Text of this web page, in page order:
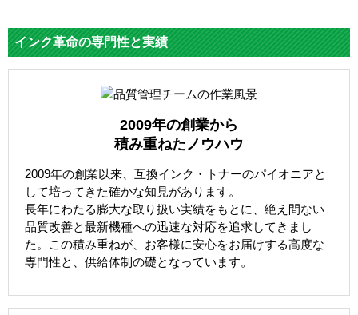
インク革命の専門性と実績
2009年の創業から
積み重ねたノウハウ
2009年の創業以来、互換インク・トナーのパイオニアと
して培ってきた確かな知見があります。
長年にわたる膨大な取り扱い実績をもとに、絶え間ない
品質改善と最新機種への迅速な対応を追求してきまし
た。この積み重ねが、お客様に安心をお届けする高度な
専門性と、供給体制の礎となっています。